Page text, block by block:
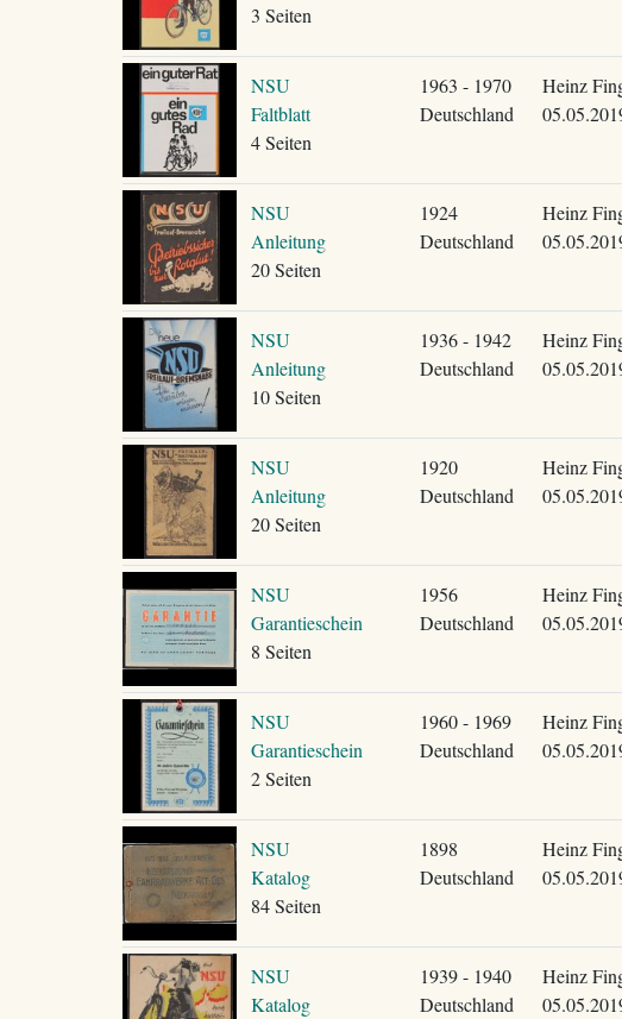
3 Seiten
NSU
Faltblatt
4 Seiten
1963 - 1970
Deutschland
Heinz
NSU
Anleitung
20 Seiten
1924
Deutschland
Heinz
NSU
Anleitung
10 Seiten
1936 - 1942
Deutschland
Heinz
NSU
Anleitung
20 Seiten
1920
Deutschland
Heinz
NSU
Garantieschein
8 Seiten
1956
Deutschland
Heinz
NSU
Garantieschein
2 Seiten
1960 - 1969
Deutschland
Heinz
NSU
Katalog
84 Seiten
1898
Deutschland
Heinz
NSU
Katalog
1939 - 1940
Deutschland
Heinz